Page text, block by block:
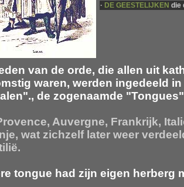
· DE GEESTELIJKEN die
van de orde, die allen uit
waren, werden ingedeeld
de zogenaamde
Auvergne, Frankrijk,
wat zichzelf later weer
tongue had zijn eigen herberg